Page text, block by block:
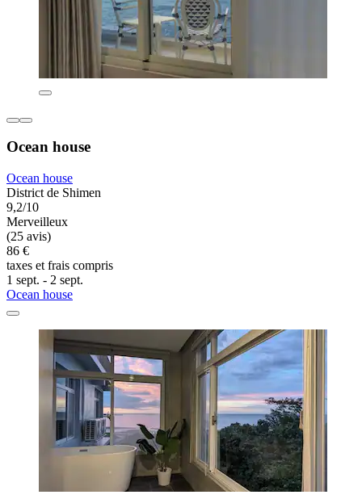
Ocean house
Ocean house
District de Shimen
9,2/10
Merveilleux
(25 avis)
86 €
taxes et frais compris
1 sept. - 2 sept.
Ocean house